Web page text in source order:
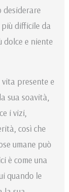
desiderare
difficile da
dolce e niente
presente e
sua soavità,
i vizi,
così che
umane può
è come una
quando le